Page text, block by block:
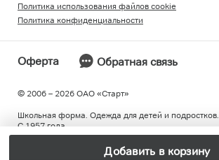
Добавить в корзину
© 2006 – 2026 ОAO «Старт»
Школьная форма. Одежда для детей и подростков.
С 1957 года.
Оферта Обратная связь
Политика использования файлов cookie
Политика конфиденциальности